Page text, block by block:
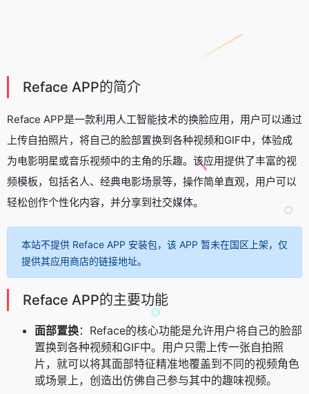
Reface APP的简介
Reface APP是一款利用人工智能技术的换脸应用，用户可以通过
上传自拍照片，将自己的脸部置换到各种视频和GIF中，体验成
为电影明星或音乐视频中的主角的乐趣。该应用提供了丰富的视
频模板，包括名人、经典电影场景等，操作简单直观，用户可以
轻松创作个性化内容，并分享到社交媒体。
本站不提供 Reface APP 安装包，该 APP 暂未在国区上架，仅
提供其应用商店的链接地址。
Reface APP的主要功能
面部置换：Reface的核心功能是允许用户将自己的脸部
置换到各种视频和GIF中。用户只需上传一张自拍照
片，就可以将其面部特征精准地覆盖到不同的视频角色
或场景上，创造出仿佛自己参与其中的趣味视频。